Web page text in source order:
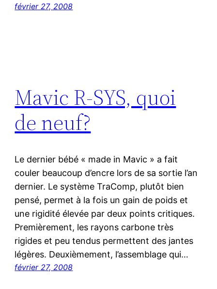
février 27, 2008
Mavic R-SYS, quoi
de neuf?
Le dernier bébé « made in Mavic » a fait
couler beaucoup d’encre lors de sa sortie l’an
dernier. Le système TraComp, plutôt bien
pensé, permet à la fois un gain de poids et
une rigidité élevée par deux points critiques.
Premièrement, les rayons carbone très
rigides et peu tendus permettent des jantes
légères. Deuxièmement, l’assemblage qui…
février 27, 2008